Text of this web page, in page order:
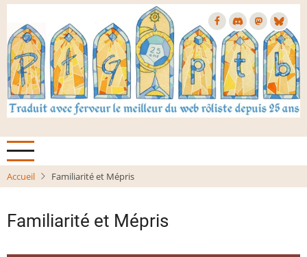
Aller
contenu
principal
Accueil Familiarité et Mépris
Familiarité et Mépris